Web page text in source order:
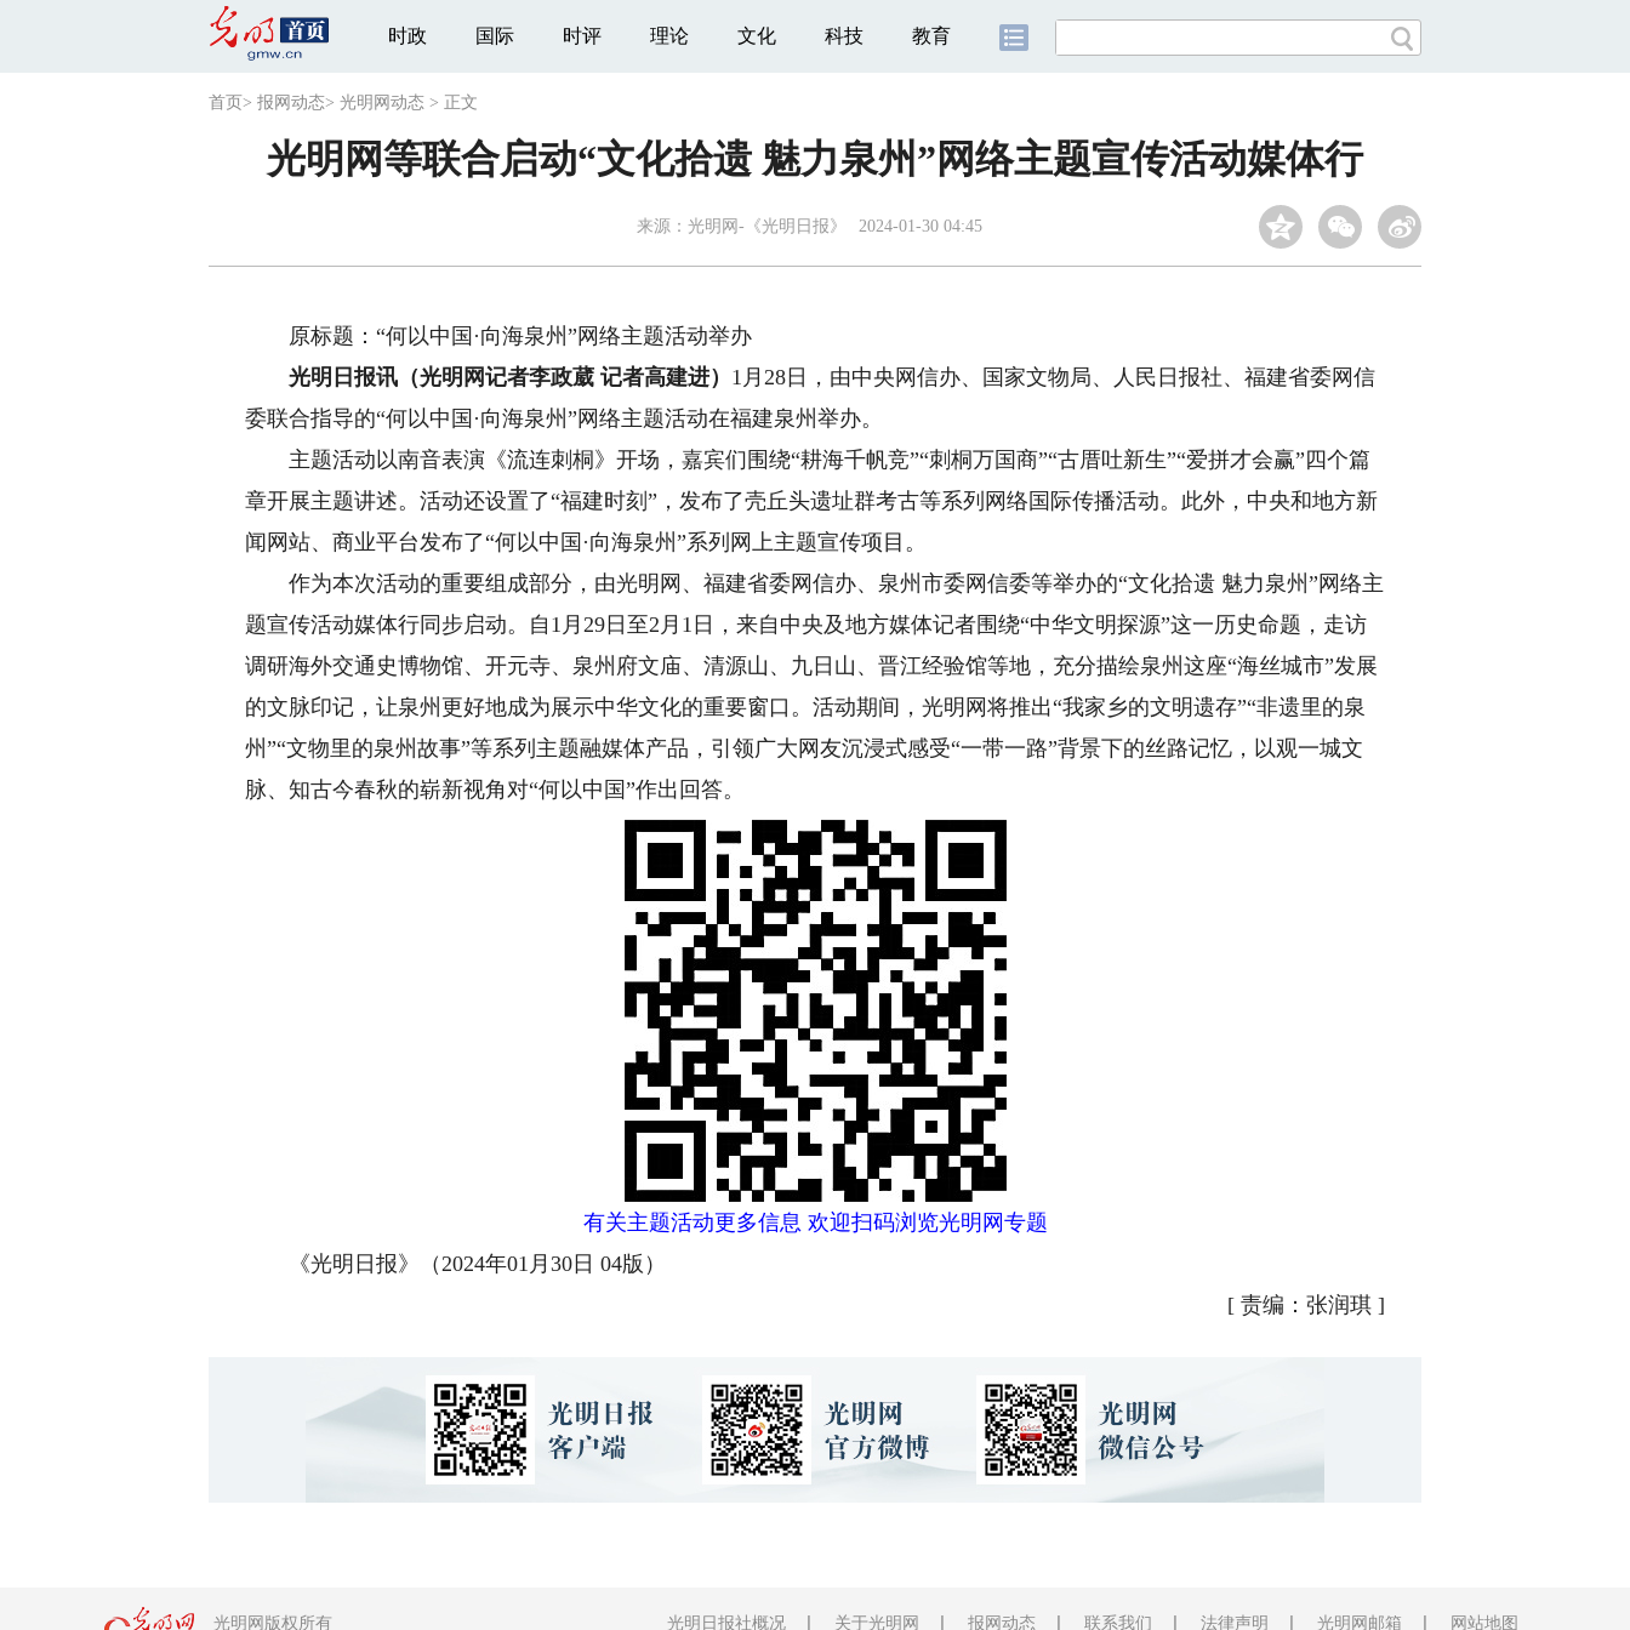
时政 国际 时评 理论 文化 科技 教育
首页 > 报网动态> 光明网动态 > 正文
光明网等联合启动“文化拾遗 魅力泉州”网络主题宣传活动媒体行
来源： 光明网-《光明日报》 2024-01-30 04:45
原标题：“何以中国·向海泉州”网络主题活动举办
光明日报讯（光明网记者李政葳 记者高建进） 1月28日，由中央网信办、国家文物局、人民日报社、福建省委网信
委联合指导的“何以中国·向海泉州”网络主题活动在福建泉州举办。
主题活动以南音表演《流连刺桐》开场，嘉宾们围绕“耕海千帆竞”“刺桐万国商”“古厝吐新生”“爱拼才会赢”四个篇
章开展主题讲述。活动还设置了“福建时刻”，发布了壳丘头遗址群考古等系列网络国际传播活动。此外，中央和地方新
闻网站、商业平台发布了“何以中国·向海泉州”系列网上主题宣传项目。
作为本次活动的重要组成部分，由光明网、福建省委网信办、泉州市委网信委等举办的“文化拾遗 魅力泉州”网络主
题宣传活动媒体行同步启动。自1月29日至2月1日，来自中央及地方媒体记者围绕“中华文明探源”这一历史命题，走访
调研海外交通史博物馆、开元寺、泉州府文庙、清源山、九日山、晋江经验馆等地，充分描绘泉州这座“海丝城市”发展
的文脉印记，让泉州更好地成为展示中华文化的重要窗口。活动期间，光明网将推出“我家乡的文明遗存”“非遗里的泉
州”“文物里的泉州故事”等系列主题融媒体产品，引领广大网友沉浸式感受“一带一路”背景下的丝路记忆，以观一城文
脉、知古今春秋的崭新视角对“何以中国”作出回答。
有关主题活动更多信息 欢迎扫码浏览光明网专题
《光明日报》（2024年01月30日 04版）
[ 责编：张润琪 ]
光明网版权所有 光明日报社概况 关于光明网 报网动态 联系我们 法律声明 光明网邮箱 网站地图